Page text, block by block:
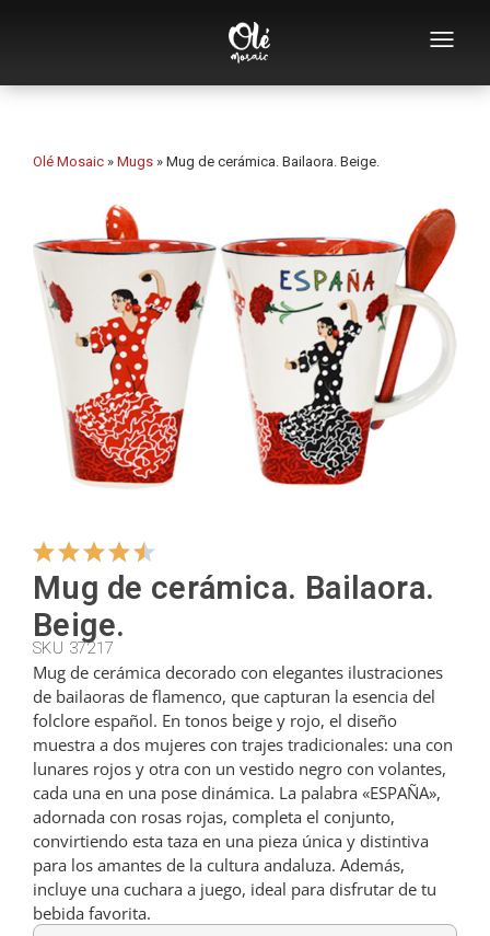
Empresa
Souvenirs por categoría
Abridores
Tazas
Bols
Ceniceros
Colgadores
Cucharillas
Cucharones
Dedales
Figuras
Olé Mosaic » Mugs » Mug de cerámica. Bailaora. Beige.
Mug de cerámica. Bailaora.
Beige.
SKU 37217
Mug de cerámica decorado con elegantes ilustraciones
de bailaoras de flamenco, que capturan la esencia del
folclore español. En tonos beige y rojo, el diseño
muestra a dos mujeres con trajes tradicionales: una con
lunares rojos y otra con un vestido negro con volantes,
cada una en una pose dinámica. La palabra «ESPAÑA»,
adornada con rosas rojas, completa el conjunto,
convirtiendo esta taza en una pieza única y distintiva
para los amantes de la cultura andaluza. Además,
incluye una cuchara a juego, ideal para disfrutar de tu
bebida favorita.